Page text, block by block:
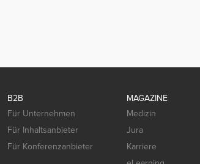
B2B
Für Unternehmen
Für Inhaltsanbieter
Für Konferenzanbieter
MAGAZINE
Medizin
Jura
Karriere